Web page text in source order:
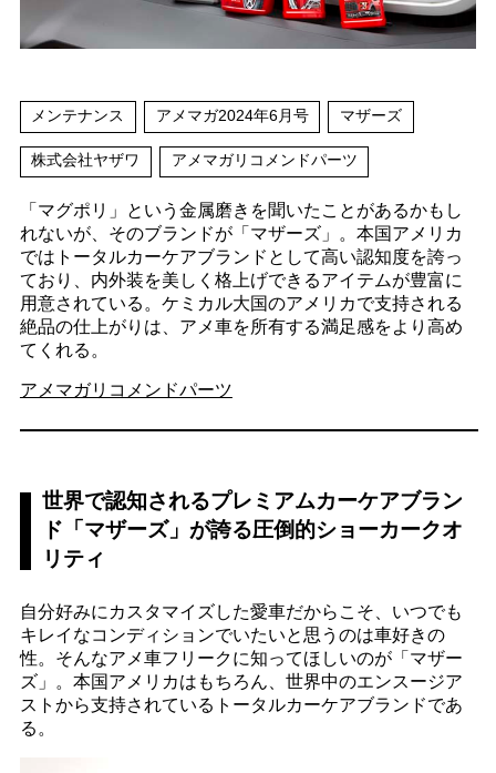
メンテナンス アメマガ2024年6月号 マザーズ
株式会社ヤザワ アメマガリコメンドパーツ
「マグポリ」という金属磨きを聞いたことがあるかもし
れないが、そのブランドが「マザーズ」。本国アメリカ
ではトータルカーケアブランドとして高い認知度を誇っ
ており、内外装を美しく格上げできるアイテムが豊富に
用意されている。ケミカル大国のアメリカで支持される
絶品の仕上がりは、アメ車を所有する満足感をより高め
てくれる。
アメマガリコメンドパーツ
世界で認知されるプレミアムカーケアブラン
ド「マザーズ」が誇る圧倒的ショーカークオ
リティ
自分好みにカスタマイズした愛車だからこそ、いつでも
キレイなコンディションでいたいと思うのは車好きの
性。そんなアメ車フリークに知ってほしいのが「マザー
ズ」。本国アメリカはもちろん、世界中のエンスージア
ストから支持されているトータルカーケアブランドであ
る。